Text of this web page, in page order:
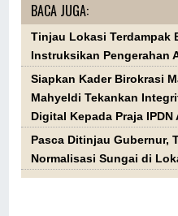
BACA JUGA:
Tinjau Lokasi Terdampak
Instruksikan Pengerahan
Siapkan Kader Birokrasi
Mahyeldi Tekankan
Digital Kepada Praja IPDN
Pasca Ditinjau Gubernur,
Normalisasi Sungai di